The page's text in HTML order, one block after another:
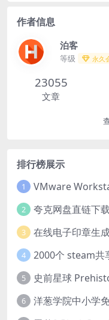
作者信息
泊客
等级 永久
23055
文章
排行榜展示
1
2 夸克网盘直链下
3 在线电子印章生
4 2000个 steam共
5
6 洋葱学院中小学